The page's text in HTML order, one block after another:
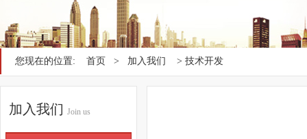
您现在的位置: 首页 > 加入我们 > 技术开发
加入我们 Join us